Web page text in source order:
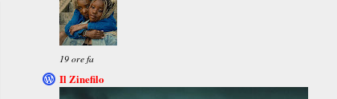
19 ore fa
Il Zinefilo